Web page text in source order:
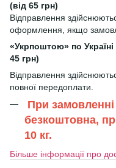
(від 65 грн)
Відправлення
оформлення, якщо
«Укрпоштою» по
45 грн)
Відправлення
повної передоплати.
При замовленні
безкоштовна,
10 кг.
Більше інформації про